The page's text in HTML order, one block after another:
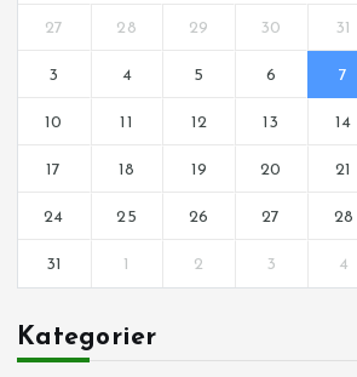
27 28 29 30 31
3 4 5 6 7
10 11 12 13 14
17 18 19 20 21
24 25 26 27 28
31 1 2 3 4
Kategorier